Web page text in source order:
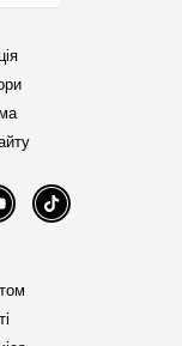
YouTube TikTok